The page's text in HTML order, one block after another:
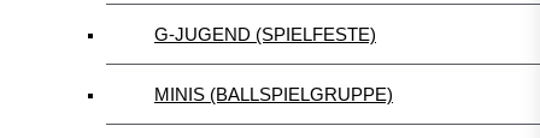
G-JUGEND (SPIELFESTE)
MINIS (BALLSPIELGRUPPE)